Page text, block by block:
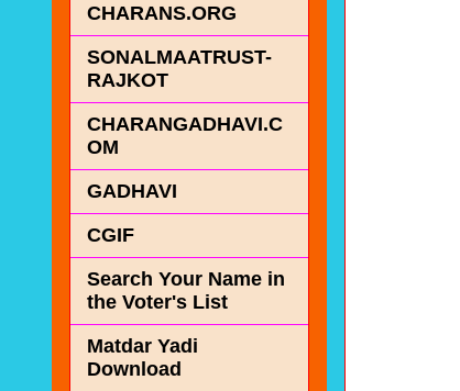
CHARANS.ORG
SONALMAATRUST-
RAJKOT
CHARANGADHAVI.C
OM
GADHAVI
CGIF
Search Your Name in
the Voter's List
Matdar Yadi
Download